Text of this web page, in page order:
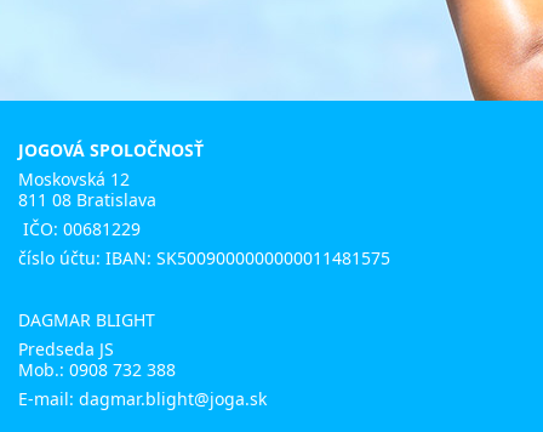
JOGOVÁ SPOLOČNOSŤ
Moskovská 12
811 08 Bratislava
IČO: 00681229
číslo účtu: IBAN: SK5009000000000011481575
DAGMAR BLIGHT
Predseda JS
Mob.: 0908 732 388
E-mail: dagmar.blight@joga.sk